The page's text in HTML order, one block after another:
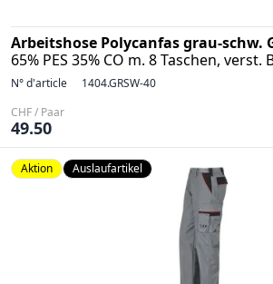
Arbeitshose Polycanfas grau-schw.
65% PES 35% CO m. 8 Taschen, verst.
N° d'article
1404.GRSW-40
CHF / Paar
49.50
Aktion Auslaufartikel